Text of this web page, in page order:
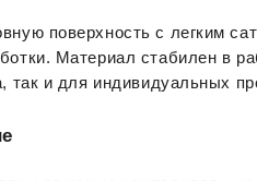
поверхность с легким
Материал стабилен в
так и для индивидуальных